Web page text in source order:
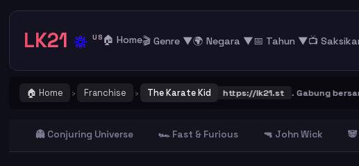
LK21 🔅 US 🏠 Home🎬 Genre ▼🌍 Negara ▼📅 Tahun ▼📺
🏠 Home › Franchise › The Karate Kid
! Catat dan Bookmark alamat URL LK21 https://lk21.st . Gabung bersama
👻 Conjuring Universe 🏎️ Fast & Furious 🔫 John Wick